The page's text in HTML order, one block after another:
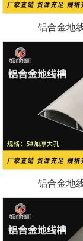
铝合金地
铝合金地